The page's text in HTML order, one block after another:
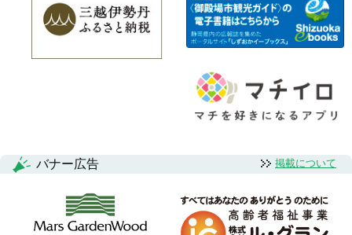
バナー広告 掲載について